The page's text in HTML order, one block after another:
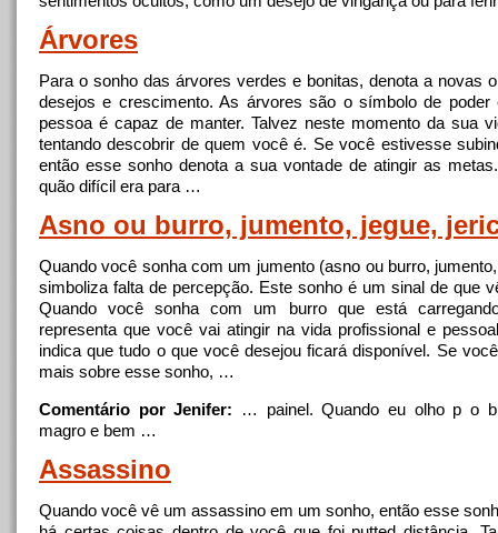
Árvores
Para o sonho das árvores verdes e bonitas, denota a novas
desejos e crescimento. As árvores são o símbolo de poder
pessoa é capaz de manter. Talvez neste momento da sua
tentando descobrir de quem você é. Se você estivesse
então esse sonho denota a sua vontade de atingir as
quão difícil era para …
Asno ou burro, jumento, jegue,
Quando você sonha com um jumento (asno ou burro,
simboliza falta de percepção. Este sonho é um sinal de que
Quando você sonha com um burro que está
representa que você vai atingir na vida profissional e
indica que tudo o que você desejou ficará disponível. Se
mais sobre esse sonho, …
Comentário por Jenifer: … painel. Quando eu olhop o
magro e bem …
Assassino
Quando você vê um assassino em um sonho, então esse